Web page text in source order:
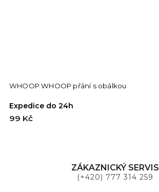
WHOOP WHOOP přání s obálkou
Expedice do 24h
99 Kč
ZÁKAZNICKÝ SERVIS
(+420) 777 314 259